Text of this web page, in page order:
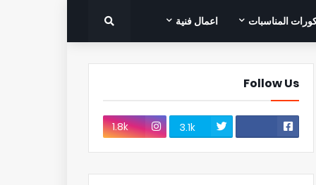
المناسبات اعمال فنية
Follow Us
3.1k
1.8k